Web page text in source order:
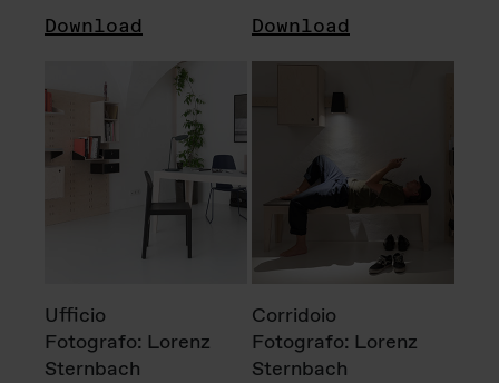
Download Download
Ufficio
Fotografo: Lorenz
Sternbach
Corridoio
Fotografo: Lorenz
Sternbach